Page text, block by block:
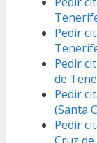
Pedir
Pedir
de
Pedir
(Santa
Pedir